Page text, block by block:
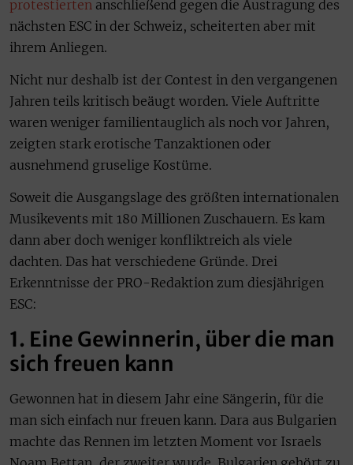
protestierten anschließend gegen die Austragung des
nächsten ESC in der Schweiz, scheiterten aber mit
ihrem Anliegen.
Nicht nur deshalb ist der Contest in den vergangenen
Jahren teils kritisch beäugt worden. Viele Auftritte
waren weniger familientauglich als noch vor Jahren,
zeigten stark erotische Tanzaktionen oder
ausnehmend gruselige Kostüme.
Soweit die Ausgangslage des größten internationalen
Musikevents mit 180 Millionen Zuschauern. Es kam
dann aber doch weniger konfliktreich als viele
dachten. Das hat verschiedene Gründe. Drei
Erkenntnisse der PRO-Redaktion zum diesjährigen
ESC:
1. Eine Gewinnerin, über die man
sich freuen kann
Gewonnen hat in diesem Jahr eine Sängerin, für die
man sich einfach nur freuen kann. Dara aus Bulgarien
machte das Rennen im letzten Moment vor Israels